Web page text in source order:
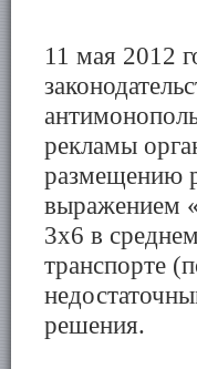
11 мая 2012
рекламы
размещению
3х6 в
транспорте
решения.